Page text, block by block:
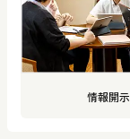
情報開示